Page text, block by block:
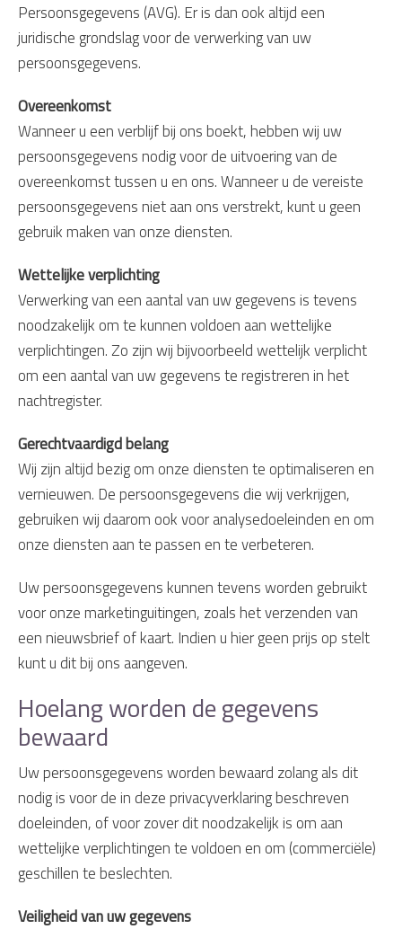
Persoonsgegevens (AVG). Er is dan ook altijd een
juridische grondslag voor de verwerking van uw
persoonsgegevens.
Overeenkomst
Wanneer u een verblijf bij ons boekt, hebben wij uw
persoonsgegevens nodig voor de uitvoering van de
overeenkomst tussen u en ons. Wanneer u de vereiste
persoonsgegevens niet aan ons verstrekt, kunt u geen
gebruik maken van onze diensten.
Wettelijke verplichting
Verwerking van een aantal van uw gegevens is tevens
noodzakelijk om te kunnen voldoen aan wettelijke
verplichtingen. Zo zijn wij bijvoorbeeld wettelijk verplicht
om een aantal van uw gegevens te registreren in het
nachtregister.
Gerechtvaardigd belang
Wij zijn altijd bezig om onze diensten te optimaliseren en
vernieuwen. De persoonsgegevens die wij verkrijgen,
gebruiken wij daarom ook voor analysedoeleinden en om
onze diensten aan te passen en te verbeteren.
Uw persoonsgegevens kunnen tevens worden gebruikt
voor onze marketinguitingen, zoals het verzenden van
een nieuwsbrief of kaart. Indien u hier geen prijs op stelt
kunt u dit bij ons aangeven.
Hoelang worden de gegevens
bewaard
Uw persoonsgegevens worden bewaard zolang als dit
nodig is voor de in deze privacyverklaring beschreven
doeleinden, of voor zover dit noodzakelijk is om aan
wettelijke verplichtingen te voldoen en om (commerciële)
geschillen te beslechten.
Veiligheid van uw gegevens